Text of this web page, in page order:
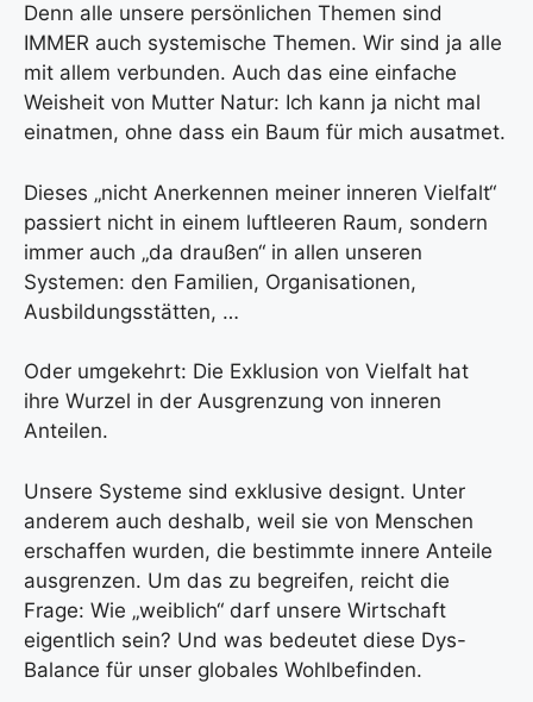
Denn alle unsere persönlichen Themen sind
IMMER auch systemische Themen. Wir sind ja alle
mit allem verbunden. Auch das eine einfache
Weisheit von Mutter Natur: Ich kann ja nicht mal
einatmen, ohne dass ein Baum für mich ausatmet.
Dieses „nicht Anerkennen meiner inneren Vielfalt“
passiert nicht in einem luftleeren Raum, sondern
immer auch „da draußen“ in allen unseren
Systemen: den Familien, Organisationen,
Ausbildungsstätten, …
Oder umgekehrt: Die Exklusion von Vielfalt hat
ihre Wurzel in der Ausgrenzung von inneren
Anteilen.
Unsere Systeme sind exklusive designt. Unter
anderem auch deshalb, weil sie von Menschen
erschaffen wurden, die bestimmte innere Anteile
ausgrenzen. Um das zu begreifen, reicht die
Frage: Wie „weiblich“ darf unsere Wirtschaft
eigentlich sein? Und was bedeutet diese Dys-
Balance für unser globales Wohlbefinden.